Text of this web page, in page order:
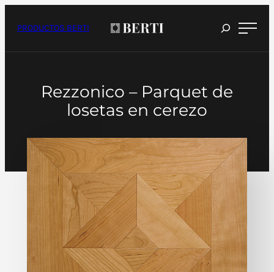
Saltar
contenido
PRODUCTOS BERTI
Rezzonico – Parquet de
losetas en cerezo